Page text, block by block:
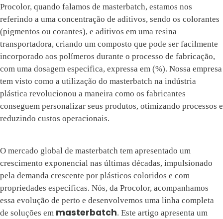
Procolor, quando falamos de masterbatch, estamos nos
referindo a uma concentração de aditivos, sendo os colorantes
(pigmentos ou corantes), e aditivos em uma resina
transportadora, criando um composto que pode ser facilmente
incorporado aos polímeros durante o processo de fabricação,
com uma dosagem especifica, expressa em (%). Nossa empresa
tem visto como a utilização do masterbatch na indústria
plástica revolucionou a maneira como os fabricantes
conseguem personalizar seus produtos, otimizando processos e
reduzindo custos operacionais.
O mercado global de masterbatch tem apresentado um
crescimento exponencial nas últimas décadas, impulsionado
pela demanda crescente por plásticos coloridos e com
propriedades específicas. Nós, da Procolor, acompanhamos
essa evolução de perto e desenvolvemos uma linha completa
de soluções em masterbatch. Este artigo apresenta um